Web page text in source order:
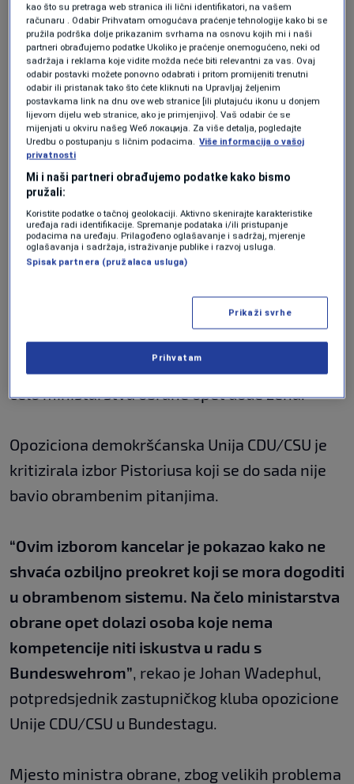
Scholz.
Socijaldemokratski političar Pistorius bi na tom
mjestu trebao zamijeniti Christine Lambrecht
koja je u ponedjeljak dala ostavku na mjesto
ministrice obrane nakon niza propusta i
negativnih napisa medija o njezinom radu.
Pistorius slovi kao iskusni političar koji je
svojim djelovanjem bio poznat i izvan svoje
savezne pokrajine.
Izbor 62-godišnjeg Pistoriusa slovi kao
iznenađenje zbog toga što se očekivalo da zbog
pravilne zastupljenosti unutar kabineta na
čelo ministarstva obrane opet dođe žena.
Opoziciona demokršćanska Unija CDU/CSU je
kritizirala izbor Pistoriusa koji se do sada nije
bavio obrambenim pitanjima.
“Ovim izborom kancelar je pokazao kako ne
shvaća ozbiljno preokret koji se mora dogoditi
u obrambenom sistemu. Na čelo ministarstva
obrane opet dolazi osoba koje nema
kompetencije niti iskustva u radu s
Bundeswehrom”, rekao je Johan Wadephul,
potpredsjednik zastupničkog kluba opozicione
Unije CDU/CSU u Bundestagu.
Mjesto ministra obrane, zbog velikih problema
kao što su pretraga web stranica ili lični identifikatori, na vašem
računaru . Odabir Prihvatam omogućava praćenje tehnologije kako bi se
pružila podrška dolje prikazanim svrhama na osnovu kojih mi i naši
partneri obrađujemo podatke Ukoliko je praćenje onemogućeno, neki od
sadržaja i reklama koje vidite možda neće biti relevantni za vas. Ovaj
odabir postavki možete ponovno odabrati i pritom promijeniti trenutni
odabir ili pristanak tako što ćete kliknuti na Upravljaj željenim
postavkama link na dnu ove web stranice [ili plutajuću ikonu u donjem
lijevom dijelu web stranice, ako je primjenjivo]. Vaš odabir će se
mijenjati u okviru našeg Wеб локација. Za više detalja, pogledajte
Uredbu o postupanju s ličnim podacima. Više informacija o vašoj
privatnosti
Mi i naši partneri obrađujemo podatke kako bismo
pružali:
Koristite podatke o tačnoj geolokaciji. Aktivno skenirajte karakteristike
uređaja radi identifikacije. Spremanje podataka i/ili pristupanje
podacima na uređaju. Prilagođeno oglašavanje i sadržaj, mjerenje
oglašavanja i sadržaja, istraživanje publike i razvoj usluga.
Spisak partnera (pružalaca usluga)
Prikaži svrhe
Prihvatam